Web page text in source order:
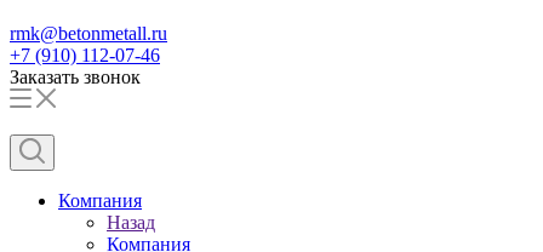
rmk@betonmetall.ru
+7 (910) 112-07-46
Заказать звонок
Компания
Назад
Компания